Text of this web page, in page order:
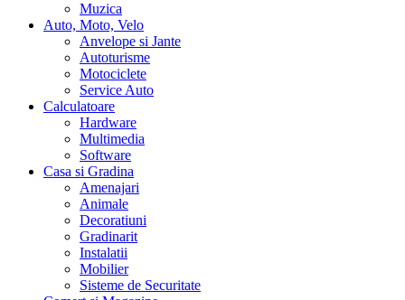
Muzica
Auto, Moto, Velo
Anvelope si Jante
Autoturisme
Motociclete
Service Auto
Calculatoare
Hardware
Multimedia
Software
Casa si Gradina
Amenajari
Animale
Decoratiuni
Gradinarit
Instalatii
Mobilier
Sisteme de Securitate